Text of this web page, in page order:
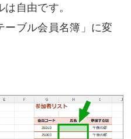
自由です。
ーブル会員名簿」に変